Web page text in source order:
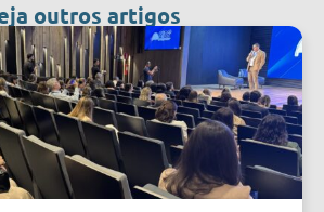
outros artigos